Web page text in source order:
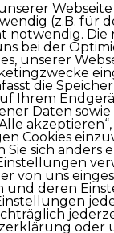
Webseite
(z.B. für
notwendig.
bei der
unserer
die
Ihrem
Daten
Cookies
Sie sich anders
von uns
und deren
oder